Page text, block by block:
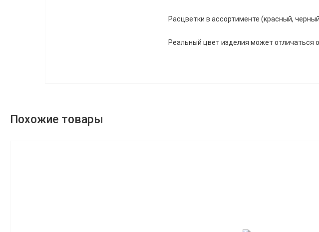
Расцветки в ассортименте (красный,
Реальный цвет изделия может отличаться
Похожие товары